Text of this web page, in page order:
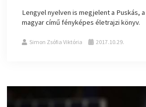
Lengyel nyelven is megjelent a Puskás,
magyar című fényképes életrajzi könyv.
Simon Zsófia Viktória 2017.10.29.